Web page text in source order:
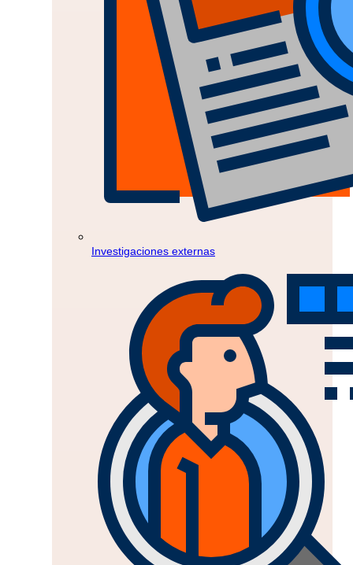
Investigaciones externas